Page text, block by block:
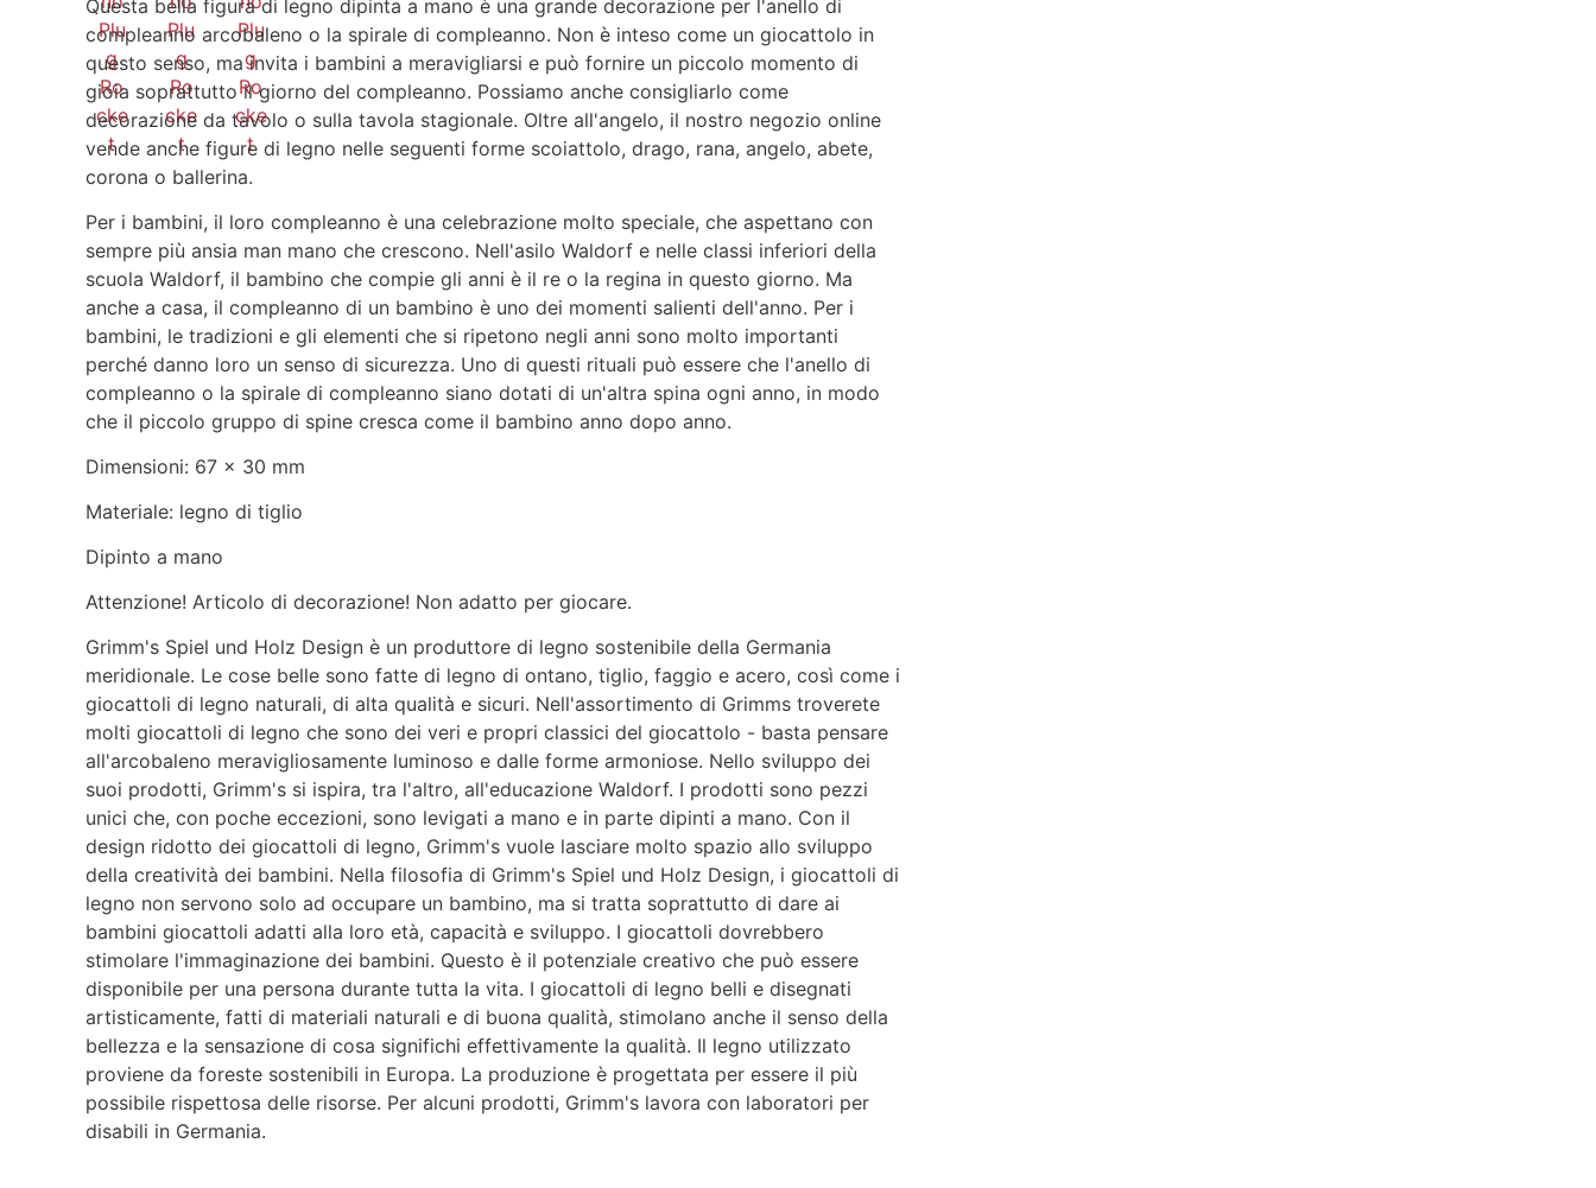
Questa bella figura di legno dipinta a mano è una grande decorazione per l'anello di
compleanno arcobaleno o la spirale di compleanno. Non è inteso come un giocattolo in
questo senso, ma invita i bambini a meravigliarsi e può fornire un piccolo momento di
gioia soprattutto il giorno del compleanno. Possiamo anche consigliarlo come
decorazione da tavolo o sulla tavola stagionale. Oltre all'angelo, il nostro negozio online
vende anche figure di legno nelle seguenti forme scoiattolo, drago, rana, angelo, abete,
corona o ballerina.
Per i bambini, il loro compleanno è una celebrazione molto speciale, che aspettano con
sempre più ansia man mano che crescono. Nell'asilo Waldorf e nelle classi inferiori della
scuola Waldorf, il bambino che compie gli anni è il re o la regina in questo giorno. Ma
anche a casa, il compleanno di un bambino è uno dei momenti salienti dell'anno. Per i
bambini, le tradizioni e gli elementi che si ripetono negli anni sono molto importanti
perché danno loro un senso di sicurezza. Uno di questi rituali può essere che l'anello di
compleanno o la spirale di compleanno siano dotati di un'altra spina ogni anno, in modo
che il piccolo gruppo di spine cresca come il bambino anno dopo anno.
Dimensioni: 67 x 30 mm
Materiale: legno di tiglio
Dipinto a mano
Attenzione! Articolo di decorazione! Non adatto per giocare.
Grimm's Spiel und Holz Design è un produttore di legno sostenibile della Germania
meridionale. Le cose belle sono fatte di legno di ontano, tiglio, faggio e acero, così come i
giocattoli di legno naturali, di alta qualità e sicuri. Nell'assortimento di Grimms troverete
molti giocattoli di legno che sono dei veri e propri classici del giocattolo - basta pensare
all'arcobaleno meravigliosamente luminoso e dalle forme armoniose. Nello sviluppo dei
suoi prodotti, Grimm's si ispira, tra l'altro, all'educazione Waldorf. I prodotti sono pezzi
unici che, con poche eccezioni, sono levigati a mano e in parte dipinti a mano. Con il
design ridotto dei giocattoli di legno, Grimm's vuole lasciare molto spazio allo sviluppo
della creatività dei bambini. Nella filosofia di Grimm's Spiel und Holz Design, i giocattoli di
legno non servono solo ad occupare un bambino, ma si tratta soprattutto di dare ai
bambini giocattoli adatti alla loro età, capacità e sviluppo. I giocattoli dovrebbero
stimolare l'immaginazione dei bambini. Questo è il potenziale creativo che può essere
disponibile per una persona durante tutta la vita. I giocattoli di legno belli e disegnati
artisticamente, fatti di materiali naturali e di buona qualità, stimolano anche il senso della
bellezza e la sensazione di cosa significhi effettivamente la qualità. Il legno utilizzato
proviene da foreste sostenibili in Europa. La produzione è progettata per essere il più
possibile rispettosa delle risorse. Per alcuni prodotti, Grimm's lavora con laboratori per
disabili in Germania.